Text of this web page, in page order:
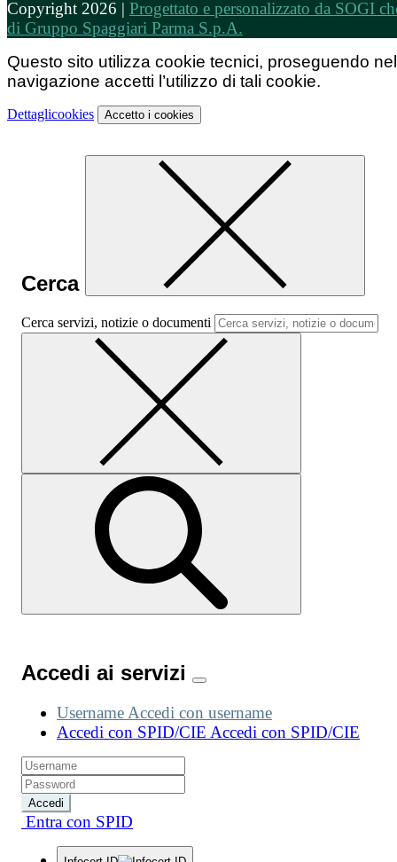
Copyright 2026 | Progettato e personalizzato da SOGI
di Gruppo Spaggiari Parma S.p.A.
Questo sito utilizza cookie tecnici, proseguendo
navigazione accetti l’utilizzo di tali cookie.
Dettaglicookies Accetto i cookies
Cerca
Cerca servizi, notizie o documenti
Accedi ai servizi
Username Accedi con username
Accedi con SPID/CIE Accedi con SPID/CIE
Accedi
Entra con SPID